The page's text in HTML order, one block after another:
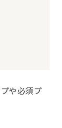
や必須プ